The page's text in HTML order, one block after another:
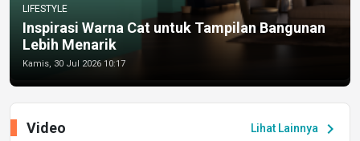
LIFESTYLE
Inspirasi Warna Cat untuk Tampilan Bangunan
Lebih Menarik
Kamis, 30 Jul 2026 10:17
Lihat Lainnya chevron_right
Video